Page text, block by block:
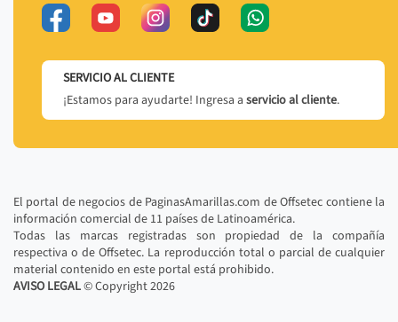
SERVICIO AL CLIENTE
¡Estamos para ayudarte! Ingresa a servicio al cliente.
El portal de negocios de PaginasAmarillas.com de Offsetec contiene la
información comercial de 11 países de Latinoamérica.
Todas las marcas registradas son propiedad de la compañía
respectiva o de Offsetec. La reproducción total o parcial de cualquier
material contenido en este portal está prohibido.
AVISO LEGAL© Copyright2026